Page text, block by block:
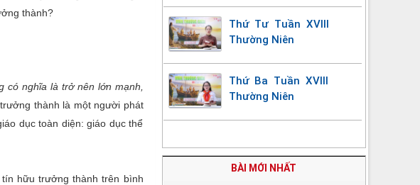
thành?
có nghĩa là trở nên lớn mạnh,
thành là một người phát
dục toàn diện: giáo dục thể
hữu trưởng thành trên bình
Thứ Tư Tuần XVIII
Thường Niên
Thứ Ba Tuần XVIII
Thường Niên
BÀI MỚI NHẤT